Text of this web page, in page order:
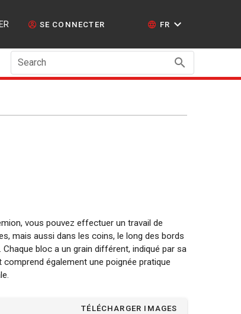
SE CONNECTER FR
Search
vous pouvez effectuer un travail de
mais aussi dans les coins, le long des bords
bloc a un grain différent, indiqué par sa
également une poignée pratique
TÉLÉCHARGER IMAGES